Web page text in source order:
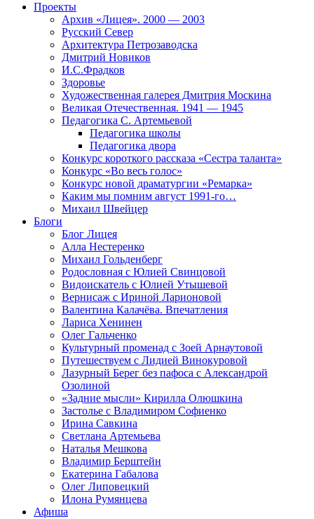
Проекты
Архив «Лицея». 2000 — 2003
Русский Север
Архитектура Петрозаводска
Дмитрий Новиков
И.С.Фрадков
Здоровье
Художественная галерея Дмитрия Москина
Великая Отечественная. 1941 — 1945
Педагогика С. Артемьевой
Педагогика школы
Педагогика двора
Конкурс короткого рассказа «Сестра таланта»
Конкурс «Во весь голос»
Конкурс новой драматургии «Ремарка»
Каким мы помним август 1991-го…
Михаил Швейцер
Блоги
Блог Лицея
Алла Нестеренко
Михаил Гольденберг
Родословная с Юлией Свинцовой
Видоискатель с Юлией Утышевой
Вернисаж с Ириной Ларионовой
Валентина Калачёва. Впечатления
Лариса Хенинен
Олег Гальченко
Культурный променад с Зоей Арнаутовой
Путешествуем с Лидией Винокуровой
Лазурный Берег без пафоса с Александрой
Озолиной
«Задние мысли» Кирилла Олюшкина
Застолье с Владимиром Софиенко
Ирина Савкина
Светлана Артемьева
Наталья Мешкова
Владимир Берштейн
Екатерина Габалова
Олег Липовецкий
Илона Румянцева
Афиша